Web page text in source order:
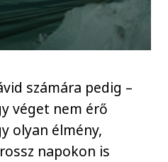
számára pedig –
véget nem érő
olyan élmény,
napokon is